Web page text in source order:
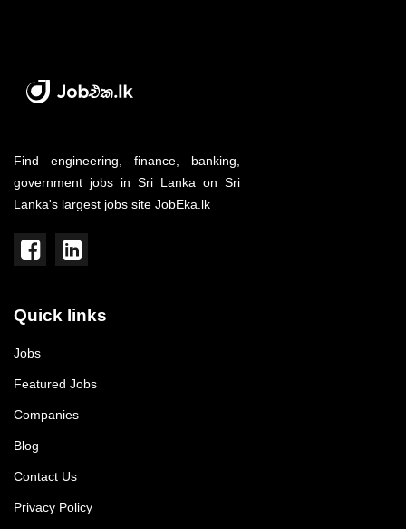
Find engineering, finance, banking,
government jobs in Sri Lanka on Sri
Lanka's largest jobs site JobEka.lk
Quick links
Jobs
Featured Jobs
Companies
Blog
Contact Us
Privacy Policy